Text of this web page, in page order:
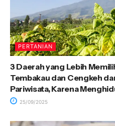
PERTANIAN
3 Daerah yang Lebih
Tembakau dan Cengkeh
Pariwisata, Karena
25/09/2025